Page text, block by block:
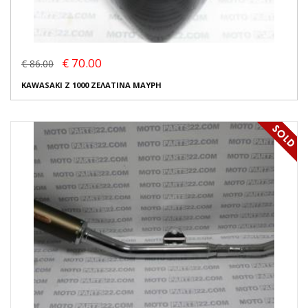
€ 86.00 € 70.00
KAWASAKI Z 1000 ΖΕΛΑΤΙΝΑ ΜΑΥΡΗ